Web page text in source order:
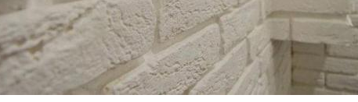
Стен в интерьере Краска для рисования